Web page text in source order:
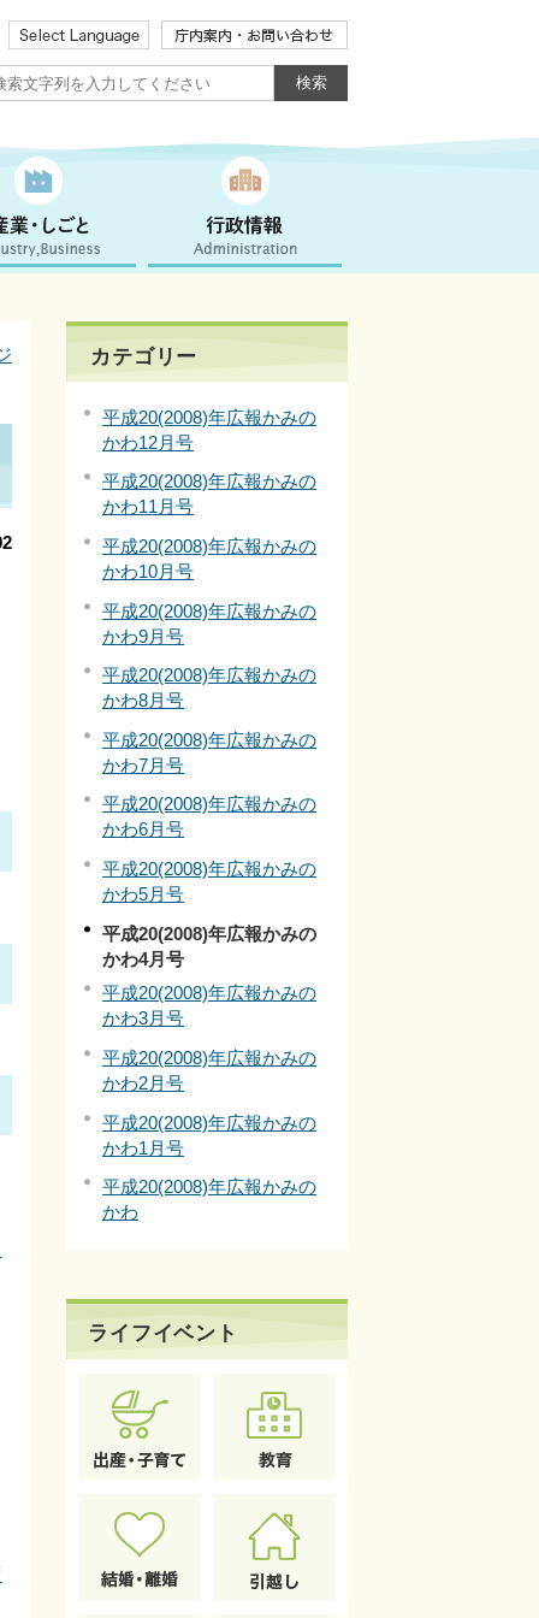
カテゴリー
平成20(2008)年広報かみの
かわ12月号
平成20(2008)年広報かみの
かわ11月号
平成20(2008)年広報かみの
かわ10月号
平成20(2008)年広報かみの
かわ9月号
平成20(2008)年広報かみの
かわ8月号
平成20(2008)年広報かみの
かわ7月号
平成20(2008)年広報かみの
かわ6月号
平成20(2008)年広報かみの
かわ5月号
平成20(2008)年広報かみの
かわ4月号
平成20(2008)年広報かみの
かわ3月号
平成20(2008)年広報かみの
かわ2月号
平成20(2008)年広報かみの
かわ1月号
平成20(2008)年広報かみの
かわ
ライフイベント